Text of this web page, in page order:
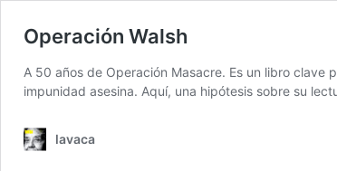
Operación Walsh
A 50 años de Operación Masacre. Es un libro
impunidad asesina. Aquí, una hipótesis sobre su
lavaca